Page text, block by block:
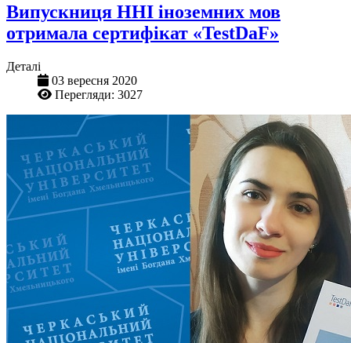
Випускниця ННІ іноземних мов
отримала сертифікат «TestDaF»
Деталі
03 вересня 2020
Перегляди: 3027